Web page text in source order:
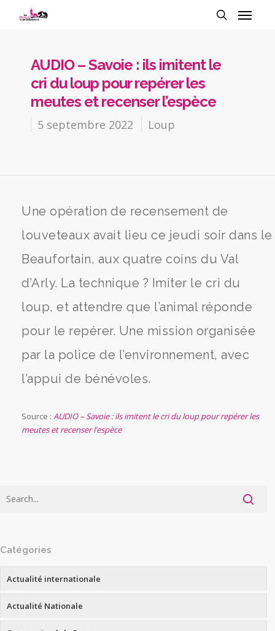
AUDIO – Savoie : ils imitent le
cri du loup pour repérer les
meutes et recenser l’espèce
5 septembre 2022 Loup
Une opération de recensement de
louveteaux avait lieu ce jeudi soir dans le
Beaufortain, aux quatre coins du Val
d’Arly. La technique ? Imiter le cri du
loup, et attendre que l’animal réponde
pour le repérer. Une mission organisée
par la police de l’environnement, avec
l’appui de bénévoles.
Source :AUDIO – Savoie : ils imitent le cri du loup pour repérer les
meutes et recenser l’espèce
Catégories
Actualité internationale
Actualité Nationale